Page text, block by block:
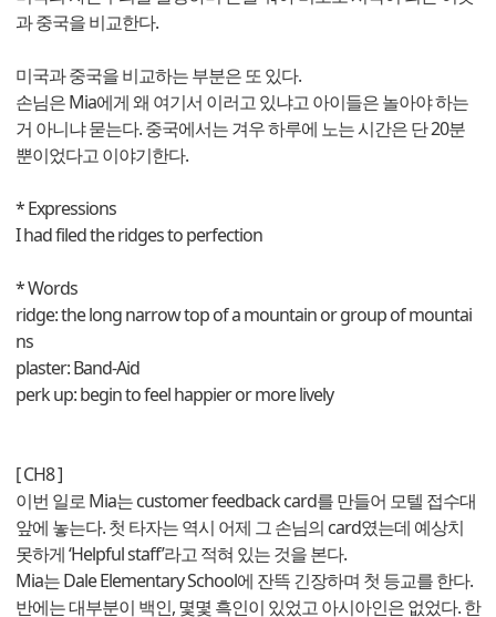
과 중국을 비교한다.
미국과 중국을 비교하는 부분은 또 있다.
손님은 Mia에게 왜 여기서 이러고 있냐고 아이들은 놀아야 하는
거 아니냐 묻는다. 중국에서는 겨우 하루에 노는 시간은 단 20분
뿐이었다고 이야기한다.
* Expressions
I had filed the ridges to perfection
* Words
ridge: the long narrow top of a mountain or group of mountai
ns
plaster: Band-Aid
perk up: begin to feel happier or more lively
[ CH8 ]
이번 일로 Mia는 customer feedback card를 만들어 모텔 접수대
앞에 놓는다. 첫 타자는 역시 어제 그 손님의 card였는데 예상치
못하게 ‘Helpful staff’라고 적혀 있는 것을 본다.
Mia는 Dale Elementary School에 잔뜩 긴장하며 첫 등교를 한다.
반에는 대부분이 백인, 몇몇 흑인이 있었고 아시아인은 없었다. 한